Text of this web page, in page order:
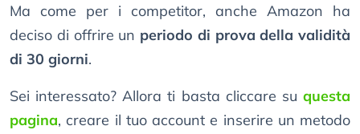
Ma come per i competitor, anche Amazon ha
deciso di offrire un periodo di prova della validità
di 30 giorni.
Sei interessato? Allora ti basta cliccare su questa
pagina, creare il tuo account e inserire un metodo